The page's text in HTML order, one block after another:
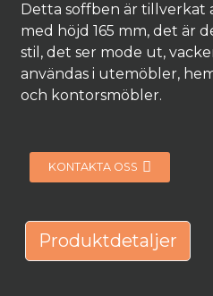
Detta soffben är tillverkat
med höjd 165 mm, det är
stil, det ser mode ut,
användas i utemöbler,
och kontorsmöbler.
KONTAKTA OSS
Produktdetaljer